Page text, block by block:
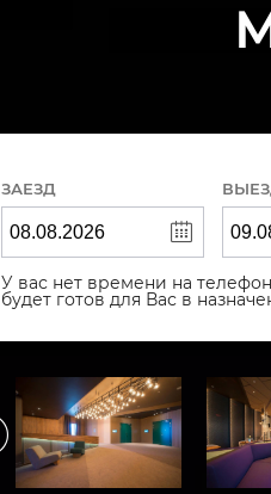
ЗАЕЗД
У вас нет времени на
будет готов для Вас в